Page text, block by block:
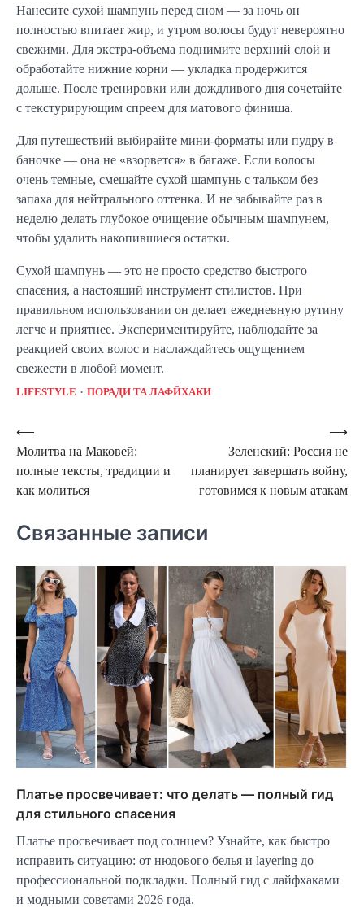
Нанесите сухой шампунь перед сном — за ночь он
полностью впитает жир, и утром волосы будут невероятно
свежими. Для экстра-объема поднимите верхний слой и
обработайте нижние корни — укладка продержится
дольше. После тренировки или дождливого дня сочетайте
с текстурирующим спреем для матового финиша.
Для путешествий выбирайте мини-форматы или пудру в
баночке — она не «взорвется» в багаже. Если волосы
очень темные, смешайте сухой шампунь с тальком без
запаха для нейтрального оттенка. И не забывайте раз в
неделю делать глубокое очищение обычным шампунем,
чтобы удалить накопившиеся остатки.
Сухой шампунь — это не просто средство быстрого
спасения, а настоящий инструмент стилистов. При
правильном использовании он делает ежедневную рутину
легче и приятнее. Экспериментируйте, наблюдайте за
реакцией своих волос и наслаждайтесь ощущением
свежести в любой момент.
LIFESTYLE ПОРАДИ ТА ЛАФЙХАКИ
Навигация
по
записям
⟵
Молитва на Маковей:
полные тексты, традиции и
как молиться
Зеленский: Россия не
планирует завершать войну,
готовимся к новым атакам
⟶
Связанные записи
Платье просвечивает: что делать — полный гид
для стильного спасения
Платье просвечивает под солнцем? Узнайте, как быстро
исправить ситуацию: от нюдового белья и layering до
профессиональной подкладки. Полный гид с лайфхаками
и модными советами 2026 года.